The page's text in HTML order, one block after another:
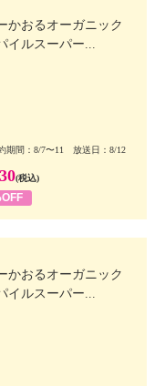
かおるオーガニック
イルスーパー...
期間：8/7〜11 放送日：8/12
(税込)
かおるオーガニック
イルスーパー...